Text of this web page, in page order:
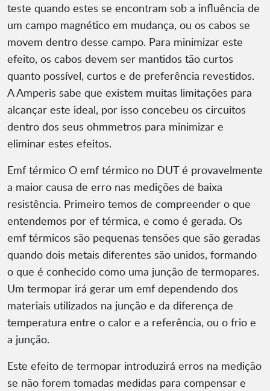
teste quando estes se encontram sob a influência de
um campo magnético em mudança, ou os cabos se
movem dentro desse campo. Para minimizar este
efeito, os cabos devem ser mantidos tão curtos
quanto possível, curtos e de preferência revestidos.
A Amperis sabe que existem muitas limitações para
alcançar este ideal, por isso concebeu os circuitos
dentro dos seus ohmmetros para minimizar e
eliminar estes efeitos.
Emf térmico O emf térmico no DUT é provavelmente
a maior causa de erro nas medições de baixa
resistência. Primeiro temos de compreender o que
entendemos por ef térmica, e como é gerada. Os
emf térmicos são pequenas tensões que são geradas
quando dois metais diferentes são unidos, formando
o que é conhecido como uma junção de termopares.
Um termopar irá gerar um emf dependendo dos
materiais utilizados na junção e da diferença de
temperatura entre o calor e a referência, ou o frio e
a junção.
Este efeito de termopar introduzirá erros na medição
se não forem tomadas medidas para compensar e